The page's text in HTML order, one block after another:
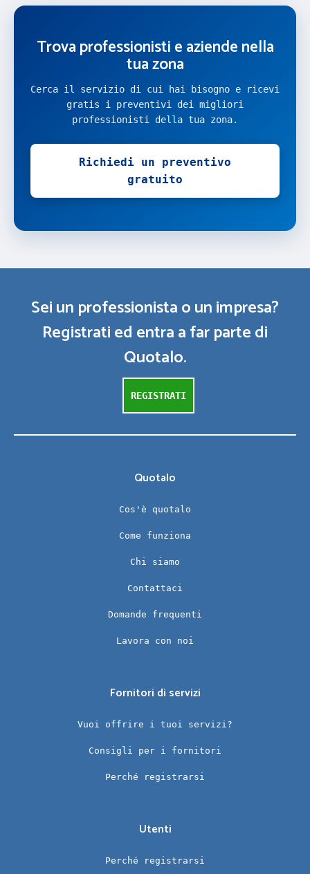
Trova professionisti e aziende nella
tua zona
Cerca il servizio di cui hai bisogno e ricevi
gratis i preventivi dei migliori
professionisti della tua zona.
Richiedi un preventivo
gratuito
Sei un professionista o un impresa?
Registrati ed entra a far parte di
Quotalo.
REGISTRATI
Quotalo
Cos'è quotalo
Come funziona
Chi siamo
Contattaci
Domande frequenti
Lavora con noi
Fornitori di servizi
Vuoi offrire i tuoi servizi?
Consigli per i fornitori
Perché registrarsi
Utenti
Perché registrarsi